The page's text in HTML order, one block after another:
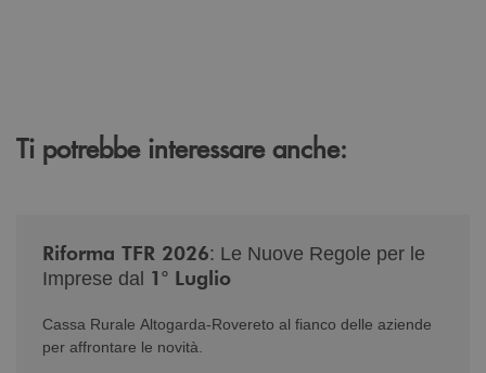
Ti potrebbe interessare anche:
Riforma TFR 2026: Le Nuove Regole per le
Imprese dal 1° Luglio
Cassa Rurale Altogarda-Rovereto al fianco delle aziende
per affrontare le novità.